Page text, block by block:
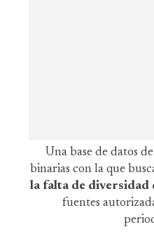
Una base de datos
binarias con la que
la falta de diversidad
fuentes